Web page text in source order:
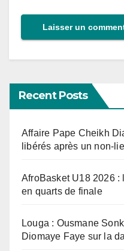
Recent Posts
Affaire Pape Cheikh
libérés après un non-
AfroBasket U18 2026
en quarts de finale
Louga : Ousmane
Diomaye Faye sur la